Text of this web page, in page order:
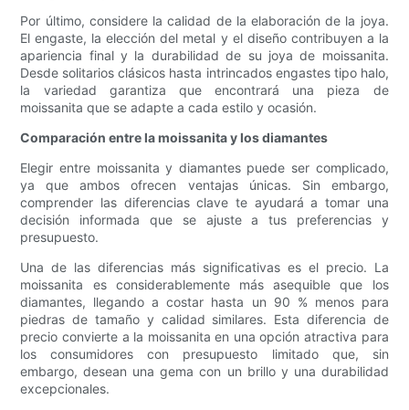
Por último, considere la calidad de la elaboración de la joya.
El engaste, la elección del metal y el diseño contribuyen a la
apariencia final y la durabilidad de su joya de moissanita.
Desde solitarios clásicos hasta intrincados engastes tipo halo,
la variedad garantiza que encontrará una pieza de
moissanita que se adapte a cada estilo y ocasión.
Comparación entre la moissanita y los diamantes
Elegir entre moissanita y diamantes puede ser complicado,
ya que ambos ofrecen ventajas únicas. Sin embargo,
comprender las diferencias clave te ayudará a tomar una
decisión informada que se ajuste a tus preferencias y
presupuesto.
Una de las diferencias más significativas es el precio. La
moissanita es considerablemente más asequible que los
diamantes, llegando a costar hasta un 90 % menos para
piedras de tamaño y calidad similares. Esta diferencia de
precio convierte a la moissanita en una opción atractiva para
los consumidores con presupuesto limitado que, sin
embargo, desean una gema con un brillo y una durabilidad
excepcionales.